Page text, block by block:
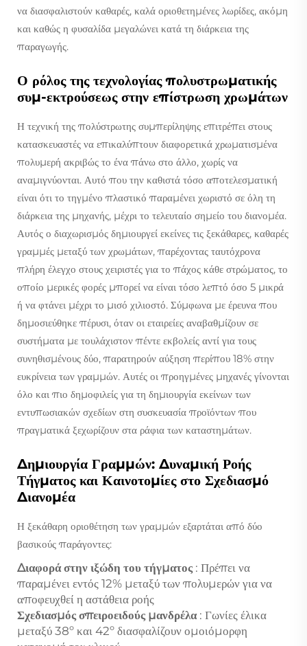
να διασφαλιστούν καθαρές, καλά οριοθετημένες λωρίδες, ακόμη
και καθώς η φυσαλίδα μεγαλώνει κατά τη διάρκεια της
παραγωγής.
Ο ρόλος της τεχνολογίας πολυστρωματικής
συμ-εκτρούσεως στην επίστρωση χρωμάτων
Η τεχνική της πολύστρωτης συμπερίληψης επιτρέπει στους
κατασκευαστές να επικαλύπτουν διαφορετικά χρωματισμένα
πολυμερή ακριβώς το ένα πάνω στο άλλο, χωρίς να
αναμιγνύονται. Αυτό που την καθιστά τόσο αποτελεσματική
είναι ότι το τηγμένο πλαστικό παραμένει χωριστό σε όλη τη
διάρκεια της μηχανής, μέχρι το τελευταίο σημείο του διανομέα.
Αυτός ο διαχωρισμός δημιουργεί εκείνες τις ξεκάθαρες, καθαρές
γραμμές μεταξύ των χρωμάτων, παρέχοντας ταυτόχρονα
πλήρη έλεγχο στους χειριστές για το πάχος κάθε στρώματος, το
οποίο μερικές φορές μπορεί να είναι τόσο λεπτό όσο 5 μικρά
ή να φτάνει μέχρι το μισό χιλιοστό. Σύμφωνα με έρευνα που
δημοσιεύθηκε πέρυσι, όταν οι εταιρείες αναβαθμίζουν σε
συστήματα με τουλάχιστον πέντε εκβολείς αντί για τους
συνηθισμένους δύο, παρατηρούν αύξηση περίπου 18% στην
ευκρίνεια των γραμμών. Αυτές οι προηγμένες μηχανές γίνονται
όλο και πιο δημοφιλείς για τη δημιουργία εκείνων των
εντυπωσιακών σχεδίων στη συσκευασία προϊόντων που
πραγματικά ξεχωρίζουν στα ράφια των καταστημάτων.
Δημιουργία Γραμμών: Δυναμική Ροής
Τήγματος και Καινοτομίες στο Σχεδιασμό
Διανομέα
Η ξεκάθαρη οριοθέτηση των γραμμών εξαρτάται από δύο
βασικούς παράγοντες:
Διαφορά στην ιξώδη του τήγματος : Πρέπει να
παραμένει εντός 12% μεταξύ των πολυμερών για να
αποφευχθεί η αστάθεια ροής
Σχεδιασμός σπειροειδούς μανδρέλα : Γωνίες έλικα
μεταξύ 38º και 42º διασφαλίζουν ομοιόμορφη